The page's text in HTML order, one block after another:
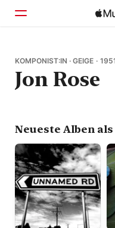
Startseite
Entdecken
KOMPONIST:IN · GEIGE ·
Jon Rose
Neueste Alben